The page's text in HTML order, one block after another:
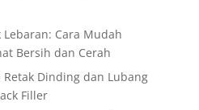
Cara Mudah
Bersih dan Cerah
Dinding dan Lubang
Filler